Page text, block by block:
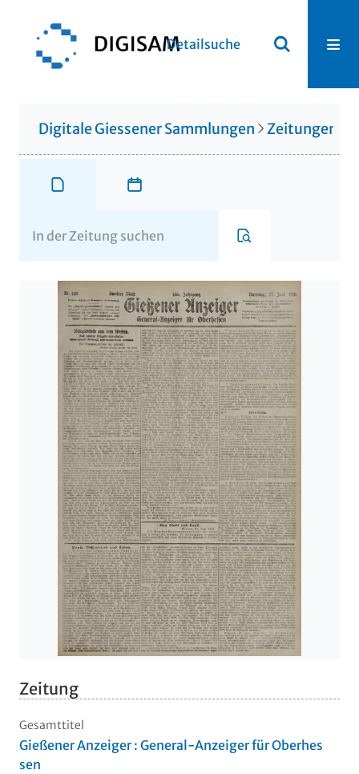
Detailsuche
Digitale Giessener Sammlungen Zeitungen
Zeitung
Gesamttitel
Gießener Anzeiger : General-Anzeiger für Oberhes
sen